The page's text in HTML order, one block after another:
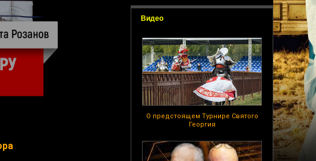
Видео
О предстоящем Турнире Святого
Георгия